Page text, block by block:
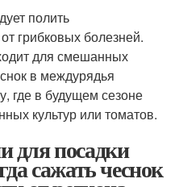
полить
грибковых болезней.
для смешанных
в междурядья
где в будущем сезоне
культур или томатов.
для посадки
сажать чеснок